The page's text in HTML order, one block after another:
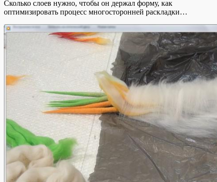
Сколько слоев нужно, чтобы он держал форму, как
оптимизировать процесс многосторонней раскладки…